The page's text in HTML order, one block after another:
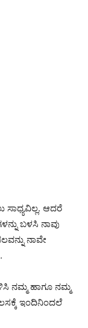
ಸಾಧ್ಯವಿಲ್ಲ. ಆದರೆ
ಬಳಸಿ ನಾವು
ನಾವೇ
ನಮ್ಮ ಹಾಗೂ ನಮ್ಮ
ಇಂದಿನಿಂದಲೆ